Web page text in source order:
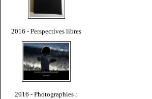
2016 - Perspectives libres
2016 - Photographies :